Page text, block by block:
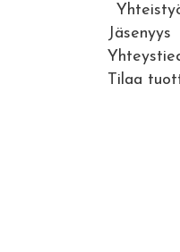
Jäsenyys
Tilaa